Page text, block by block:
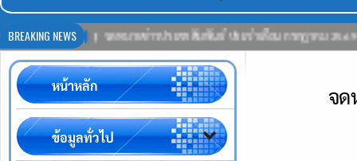
BREAKING NEWS
จดหมายข่าวประชาสัมพันธ์ ประจำเดือน กรกฎาคม 2569 21-
จด
หน้าหลัก
ข้อมูลทั่วไป